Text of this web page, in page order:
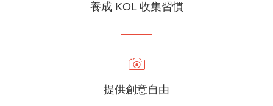
養成 KOL 收集習慣
提供創意自由